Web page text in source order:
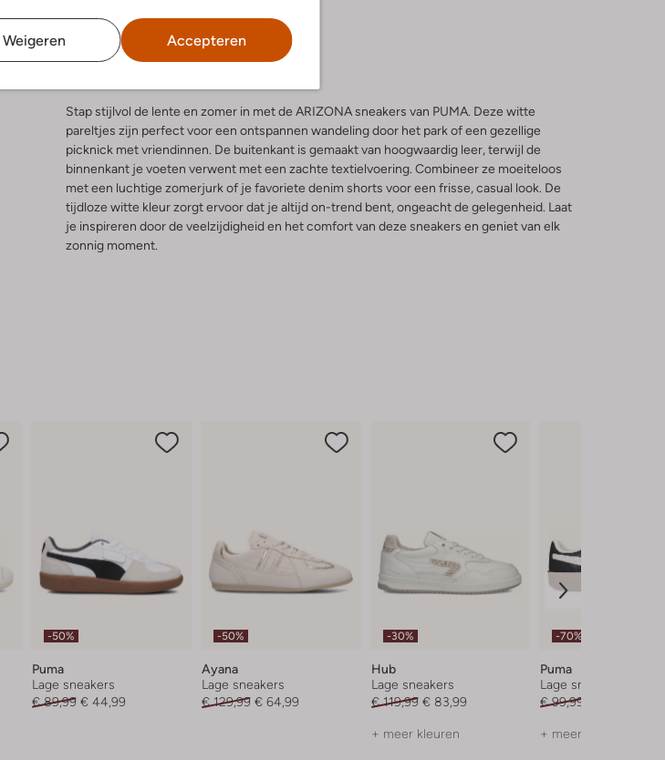
Weigeren Accepteren
Omschrijving
Stap stijlvol de lente en zomer in met de ARIZONA sneakers van PUMA. Deze witte
pareltjes zijn perfect voor een ontspannen wandeling door het park of een gezellige
picknick met vriendinnen. De buitenkant is gemaakt van hoogwaardig leer, terwijl de
binnenkant je voeten verwent met een zachte textielvoering. Combineer ze moeiteloos
met een luchtige zomerjurk of je favoriete denim shorts voor een frisse, casual look. De
tijdloze witte kleur zorgt ervoor dat je altijd on-trend bent, ongeacht de gelegenheid. Laat
je inspireren door de veelzijdigheid en het comfort van deze sneakers en geniet van elk
zonnig moment.
-50%
Puma
Lage sneakers
€ 89,99 € 44,99
-50%
Ayana
Lage sneakers
€ 129,99 € 64,99
-30%
Hub
Lage sneakers
€ 119,99 € 83,99
+ meer kleuren
-70%
Puma
Lage sneakers
€ 99,99
+ meer kleuren